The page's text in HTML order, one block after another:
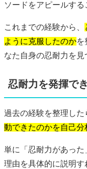
ソードをアピールする
これまでの経験から、
ように克服したのかを
なた自身の忍耐力を見
忍耐力を発揮で
過去の経験を整理した
動できたのかを自己分
単に「忍耐力があっ
理由を具体的に説明